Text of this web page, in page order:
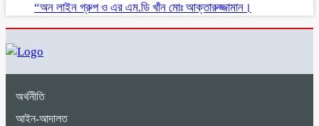
“অন লাইন গ্রুপ ও এর এম.ডি খাঁন মোঃ আক্তারুজ্জামান।
অর্থনীতি
আইন-আদালত